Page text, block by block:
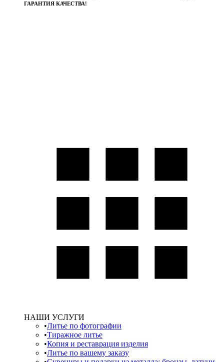
ГАРАНТИЯ КАЧЕСТВА!
НАШИ УСЛУГИ
Литье по фотографии
Тиражное литье
Копия и реставрация изделия
Литье по вашему заказу